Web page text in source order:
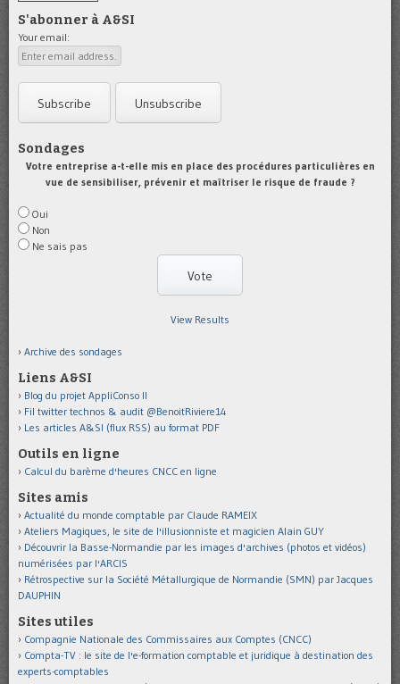
S'abonner à A&SI
Your email:
Sondages
Votre entreprise a-t-elle mis en place des procédures particulières en
vue de sensibiliser, prévenir et maîtriser le risque de fraude ?
Oui
Non
Ne sais pas
View Results
Archive des sondages
Liens A&SI
Blog du projet AppliConso II
Fil twitter technos & audit @BenoitRiviere14
Les articles A&SI (flux RSS) au format PDF
Outils en ligne
Calcul du barème d'heures CNCC en ligne
Sites amis
Actualité du monde comptable par Claude RAMEIX
Ateliers Magiques, le site de l'illusionniste et magicien Alain GUY
Découvrir la Basse-Normandie par les images d'archives (photos et vidéos)
numérisées par l'ARCIS
Rétrospective sur la Société Métallurgique de Normandie (SMN) par Jacques
DAUPHIN
Sites utiles
Compagnie Nationale des Commissaires aux Comptes (CNCC)
Compta-TV : le site de l'e-formation comptable et juridique à destination des
experts-comptables